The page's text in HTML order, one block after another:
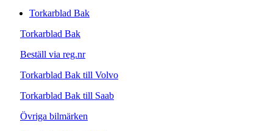
Torkarblad Bak
Torkarblad Bak
Beställ via reg.nr
Torkarblad Bak till Volvo
Torkarblad Bak till Saab
Övriga bilmärken